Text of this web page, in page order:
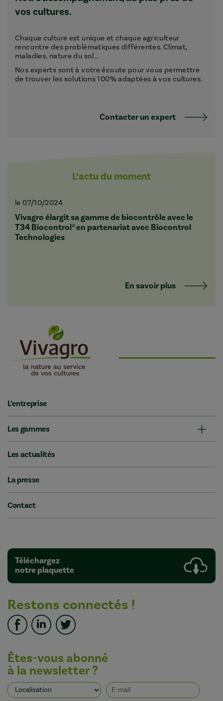
vos cultures.
Chaque culture est unique et chaque agriculteur
rencontre des problématiques différentes. Climat,
maladies, nature du sol...
Nos experts sont à votre écoute pour vous permettre
de trouver les solutions 100% adaptées à vos cultures.
Contacter un expert
L’actu du moment
le 07/10/2024
Vivagro élargit sa gamme de biocontrôle avec le
T34 Biocontrol® en partenariat avec Biocontrol
Technologies
En savoir plus
L’entreprise
Les gammes
Les actualités
La presse
Contact
Téléchargez
notre plaquette
Restons connectés !
Êtes-vous abonné
à la newsletter ?